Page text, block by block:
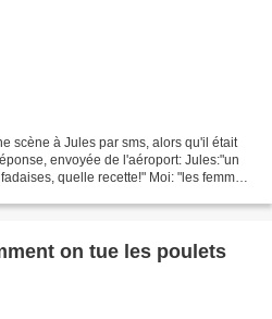
scène à Jules par sms, alors qu'il était
envoyée de l'aéroport: Jules:"un
quelle recette!" Moi: "les femmes
on tue les poulets